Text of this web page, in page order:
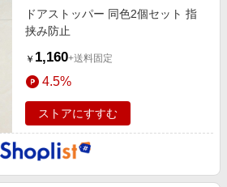
小物
ラ
登録
ドアストッパー 同色2個セット 指
挟み防止
￥ 1,160+送料固定
4.5%
ストアにすすむ